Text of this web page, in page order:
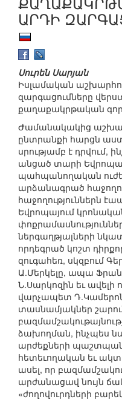
ԱՐԴԻ
Սուրեն Սարյան
Իսլամական
զարգացումները
քաղաքակրթական
Ժամանակակից
ընտրանքի հարցն
սրությամբ է դրվում,
անցած տարի
պահպանողական
արձանագրած
հաջողություններն
Եվրոպայում
ներգաղթյալների
որդեգրած կոշտ
զուգահեռ, սկզբում
Ա.Մերկելը, ապա
Ն.Սարկոզին եւ ավելի
վարչապետ
տասնամյակներ
ձախողման, ինչպես
արժեքների
հետեւողական եւ
ասել, որ
արժանացավ նույն
«ժողովուրդների